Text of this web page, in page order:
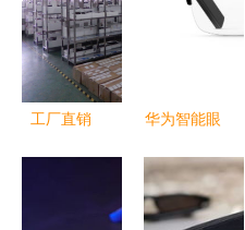
揭晓最
新“黑科
技”音频新
维度
工厂直销
华为智能眼
时1天 全天
候监测颈椎